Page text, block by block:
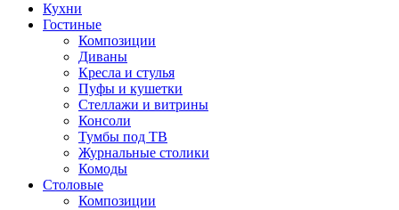
Кухни
Гостиные
Композиции
Диваны
Кресла и стулья
Пуфы и кушетки
Стеллажи и витрины
Консоли
Тумбы под ТВ
Журнальные столики
Комоды
Столовые
Композиции